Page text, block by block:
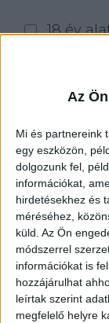
Az
Mi és partnereink
egy eszközön,
dolgozunk fel,
információkat,
hirdetésekhez és
méréséhez,
küld. Az Ön
módszerrel
információkat is
hozzájárulhat
leírtak szerint
megfelelő helyre
18 év
for